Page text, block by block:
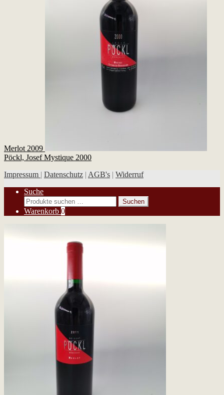
Merlot 2009
Pöckl, Josef Mystique 2000
Impressum | Datenschutz | AGB's | Widerruf
Suche
Suchen
nach:
Suchen
Warenkorb 0